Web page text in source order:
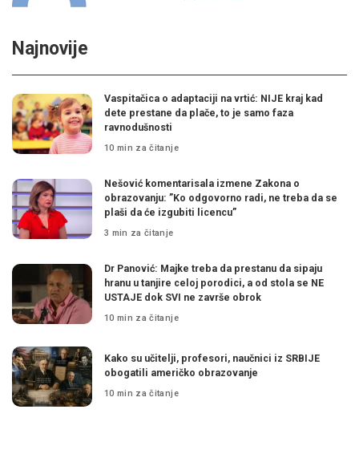
Najnovije
Vaspitačica o adaptaciji na vrtić: NIJE kraj kad
dete prestane da plače, to je samo faza
ravnodušnosti
10 min za čitanje
Nešović komentarisala izmene Zakona o
obrazovanju: ”Ko odgovorno radi, ne treba da se
plaši da će izgubiti licencu”
3 min za čitanje
Dr Panović: Majke treba da prestanu da sipaju
hranu u tanjire celoj porodici, a od stola se NE
USTAJE dok SVI ne završe obrok
10 min za čitanje
Kako su učitelji, profesori, naučnici iz SRBIJE
obogatili američko obrazovanje
10 min za čitanje